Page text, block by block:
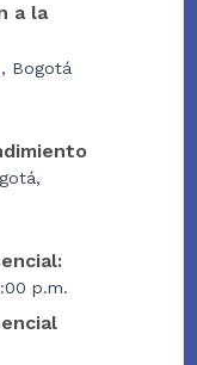
a la
, Bogotá
p.m.